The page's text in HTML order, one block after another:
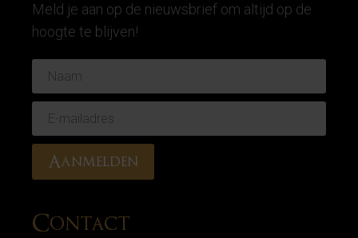
Meld je aan op de nieuwsbrief om altijd op de
hoogte te blijven!
Contact